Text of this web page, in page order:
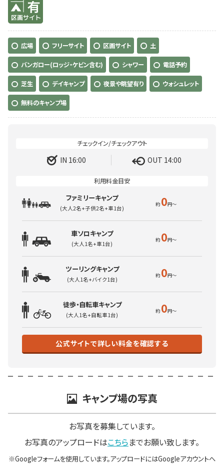
広場 フリーサイト 区画サイト 土
バンガロー(ロッジ・ケビン含む) シャワー 電話予約
芝生 デイキャンプ 夜景や眺望有り ウォシュレット
無料のキャンプ場
IN 16:00 OUT 14:00
ファミリーキャンプ
(大人2名+子供2名+車1台) 0
車ソロキャンプ
(大人1名+車1台) 0
ツーリングキャンプ
(大人1名+バイク1台) 0
徒歩・自転車キャンプ
(大人1名+自転車1台) 0
公式サイトで詳しい料金を確認する
キャンプ場の写真
お写真を募集しています。
お写真のアップロードはこちらまでお願い致します。
※Googleフォームを使用しています。アップロードにはGoogleアカウントへ